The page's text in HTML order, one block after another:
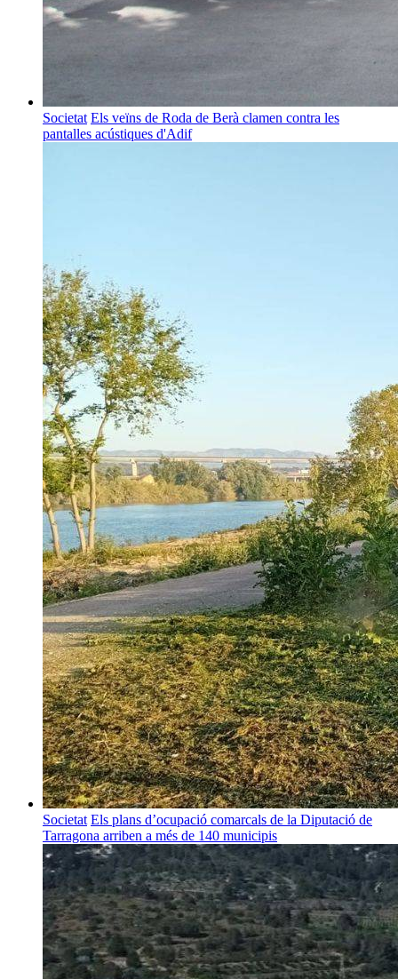
Societat Els veïns de Roda de Berà clamen contra les
pantalles acústiques d'Adif
Societat Els plans d’ocupació comarcals de la Diputació de
Tarragona arriben a més de 140 municipis